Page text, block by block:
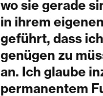
wo sie gerade
in ihrem
geführt, dass
genügen zu
an. Ich glaube
permanentem